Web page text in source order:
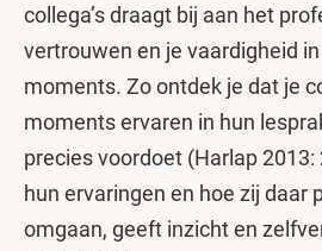
collega’s draagt bij aan het
vertrouwen en je vaardigheid
moments. Zo ontdek je dat je
moments ervaren in hun
precies voordoet (Harlap
hun ervaringen en hoe zij daar
omgaan, geeft inzicht en